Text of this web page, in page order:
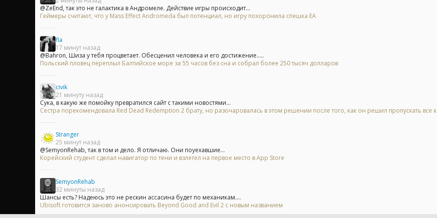
@ZeEnd, так это не галактика в Андромеле. Действие игры происходит...
Геймеры считают, что у Mass Effect Andromeda был потенциал, но игру похоронила спешка EA
fla
17 минут назад
@Bahron, Шиза у тебя процветает. Обесценил человека и его достижение.....
Польский пловец переплыл Балтийское море за 55 часов без сна и собрал более 250 тысяч долларов
civik
21 минуту назад
Сука, в какую же помойку превратился сайт с такими новостями...
Сестра порекомендовала Red Dead Redemption 2 брату, но разочаровалась в этом решении после того, как он решил пропускать все
Stranger
25 минут назад
@SemyonRehab, так в том и дело. Я отличаю. Они поуехавшие...
Корейский студент сделал навигатор по тени и взлетел на первое место в App Store
SemyonRehab
32 минуты назад
Шансы есть? Надеюсь это не рескин ассасина будет по механикам....
Ubisoft готовится заново анонсировать Beyond Good and Evil 2 с новым названием